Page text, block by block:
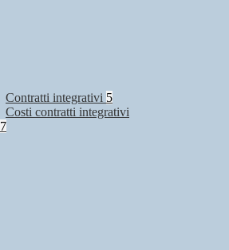
Contratti integrativi 5
Costi contratti integrativi
7